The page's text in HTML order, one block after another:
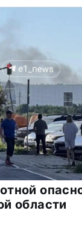
области